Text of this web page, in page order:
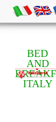
BED
AND
ITALY